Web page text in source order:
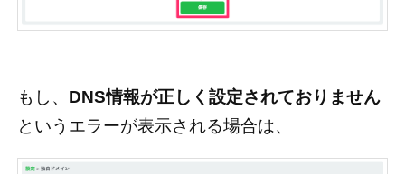
もし、 DNS情報が正しく設定されておりません
というエラーが表示される場合は、